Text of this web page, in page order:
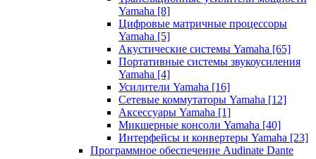
Yamaha [8]
Цифровые матричные процессоры
Yamaha [5]
Акустические системы Yamaha [65]
Портативные системы звукоусиления
Yamaha [4]
Усилители Yamaha [16]
Сетевые коммутаторы Yamaha [12]
Аксессуары Yamaha [1]
Микшерные консоли Yamaha [40]
Интерфейсы и конвертеры Yamaha [23]
Программное обеспечение Audinate Dante